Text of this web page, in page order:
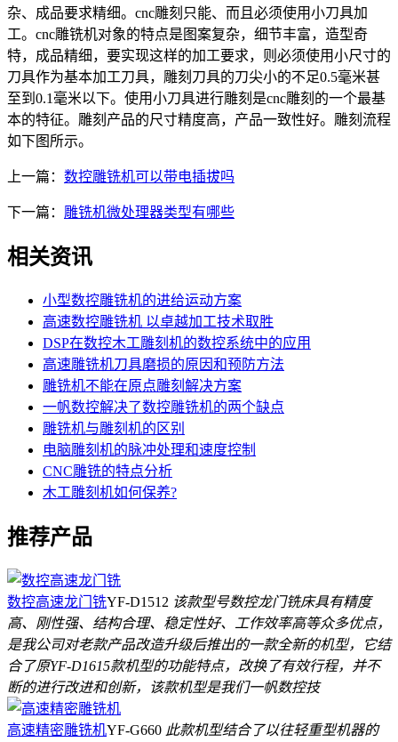
杂、成品要求精细。cnc雕刻只能、而且必须使用小刀具加
工。cnc雕铣机对象的特点是图案复杂，细节丰富，造型奇
特，成品精细，要实现这样的加工要求，则必须使用小尺寸的
刀具作为基本加工刀具，雕刻刀具的刀尖小的不足0.5毫米甚
至到0.1毫米以下。使用小刀具进行雕刻是cnc雕刻的一个最基
本的特征。雕刻产品的尺寸精度高，产品一致性好。雕刻流程
如下图所示。
上一篇： 数控雕铣机可以带电插拔吗
下一篇： 雕铣机微处理器类型有哪些
相关资讯
小型数控雕铣机的进给运动方案
高速数控雕铣机 以卓越加工技术取胜
DSP在数控木工雕刻机的数控系统中的应用
高速雕铣机刀具磨损的原因和预防方法
雕铣机不能在原点雕刻解决方案
一帆数控解决了数控雕铣机的两个缺点
雕铣机与雕刻机的区别
电脑雕刻机的脉冲处理和速度控制
CNC雕铣的特点分析
木工雕刻机如何保养?
推荐产品
数控高速龙门铣YF-D1512 该款型号数控龙门铣床具有精度
高、刚性强、结构合理、稳定性好、工作效率高等众多优点，
是我公司对老款产品改造升级后推出的一款全新的机型，它结
合了原YF-D1615款机型的功能特点，改换了有效行程，并不
断的进行改进和创新，该款机型是我们一帆数控技
高速精密雕铣机YF-G660 此款机型结合了以往轻重型机器的